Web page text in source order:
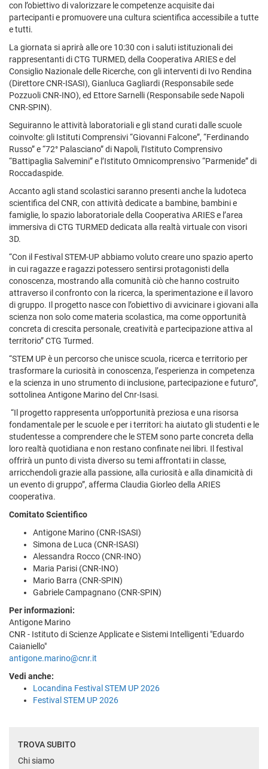
con l’obiettivo di valorizzare le competenze acquisite dai
partecipanti e promuovere una cultura scientifica accessibile a tutte
e tutti.
La giornata si aprirà alle ore 10:30 con i saluti istituzionali dei
rappresentanti di CTG TURMED, della Cooperativa ARIES e del
Consiglio Nazionale delle Ricerche, con gli interventi di Ivo Rendina
(Direttore CNR-ISASI), Gianluca Gagliardi (Responsabile sede
Pozzuoli CNR-INO), ed Ettore Sarnelli (Responsabile sede Napoli
CNR-SPIN).
Seguiranno le attività laboratoriali e gli stand curati dalle scuole
coinvolte: gli Istituti Comprensivi “Giovanni Falcone”, “Ferdinando
Russo” e “72° Palasciano” di Napoli, l’Istituto Comprensivo
“Battipaglia Salvemini” e l’Istituto Omnicomprensivo “Parmenide” di
Roccadaspide.
Accanto agli stand scolastici saranno presenti anche la ludoteca
scientifica del CNR, con attività dedicate a bambine, bambini e
famiglie, lo spazio laboratoriale della Cooperativa ARIES e l’area
immersiva di CTG TURMED dedicata alla realtà virtuale con visori
3D.
“Con il Festival STEM-UP abbiamo voluto creare uno spazio aperto
in cui ragazze e ragazzi potessero sentirsi protagonisti della
conoscenza, mostrando alla comunità ciò che hanno costruito
attraverso il confronto con la ricerca, la sperimentazione e il lavoro
di gruppo. Il progetto nasce con l’obiettivo di avvicinare i giovani alla
scienza non solo come materia scolastica, ma come opportunità
concreta di crescita personale, creatività e partecipazione attiva al
territorio” CTG Turmed.
“STEM UP è un percorso che unisce scuola, ricerca e territorio per
trasformare la curiosità in conoscenza, l’esperienza in competenza
e la scienza in uno strumento di inclusione, partecipazione e futuro”,
sottolinea Antigone Marino del Cnr-Isasi.
“Il progetto rappresenta un’opportunità preziosa e una risorsa
fondamentale per le scuole e per i territori: ha aiutato gli studenti e le
studentesse a comprendere che le STEM sono parte concreta della
loro realtà quotidiana e non restano confinate nei libri. Il festival
offrirà un punto di vista diverso su temi affrontati in classe,
arricchendoli grazie alla passione, alla curiosità e alla dinamicità di
un evento di gruppo”, afferma Claudia Giorleo della ARIES
cooperativa.
Comitato Scientifico
Antigone Marino (CNR-ISASI)
Simona de Luca (CNR-ISASI)
Alessandra Rocco (CNR-INO)
Maria Parisi (CNR-INO)
Mario Barra (CNR-SPIN)
Gabriele Campagnano (CNR-SPIN)
Per informazioni:
Antigone Marino
CNR - Istituto di Scienze Applicate e Sistemi Intelligenti "Eduardo
Caianiello"
antigone.marino@cnr.it
Vedi anche:
Locandina Festival STEM UP 2026
Festival STEM UP 2026
TROVA SUBITO
Chi siamo